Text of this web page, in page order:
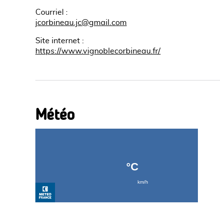
Courriel
:
jcorbineau.jc@gmail.com
Site internet :
https://www.vignoblecorbineau.fr/
Météo